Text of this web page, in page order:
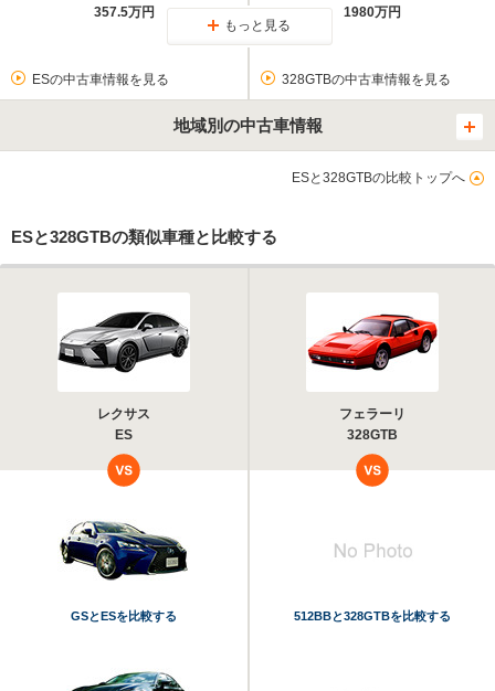
357.5万円
1980万円
もっと見る
ESの中古車情報を見る 328GTBの中古車情報を見る
地域別の中古車情報
ESと328GTBの比較トップへ
ESと328GTBの類似車種と比較する
レクサス
ES
フェラーリ
328GTB
GSとESを比較する 512BBと328GTBを比較する